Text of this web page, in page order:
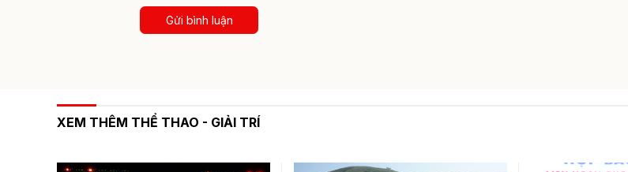
Gửi bình luận
XEM THÊM THỂ THAO - GIẢI TRÍ